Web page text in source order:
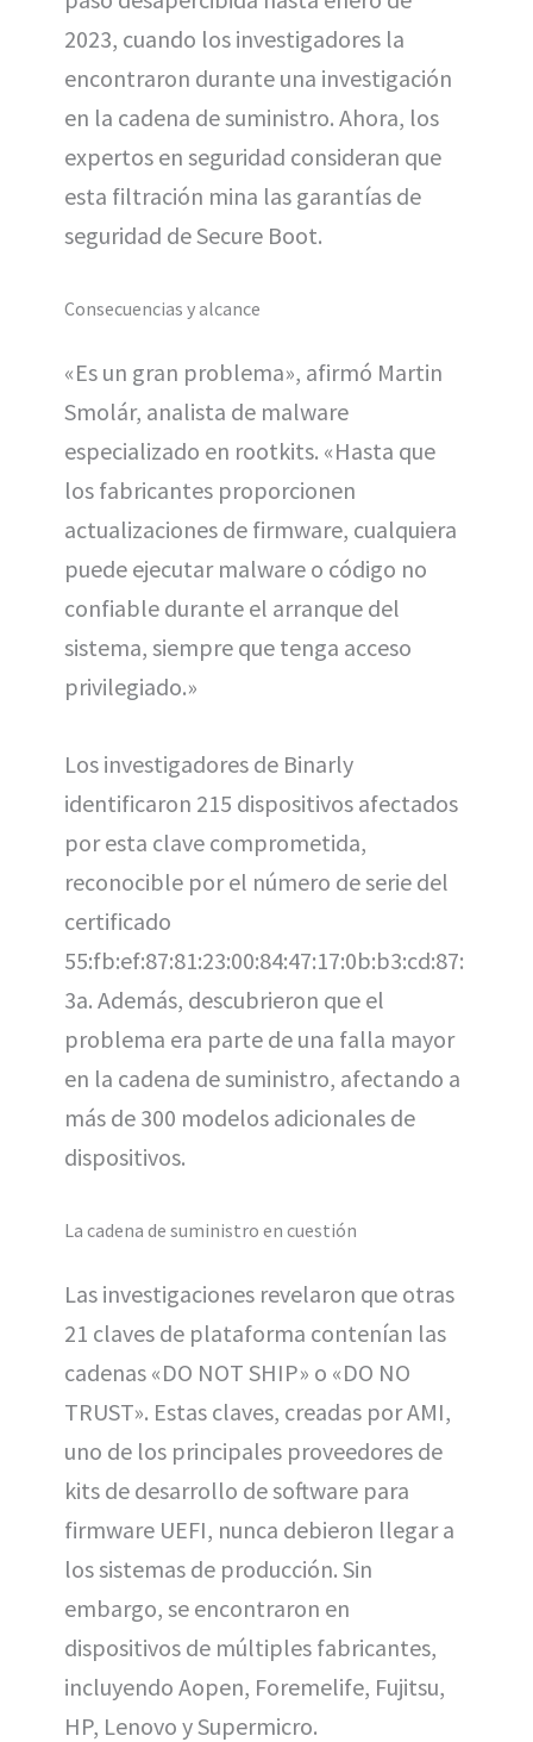
2023, cuando los investigadores la
encontraron durante una investigación
en la cadena de suministro. Ahora, los
expertos en seguridad consideran que
esta filtración mina las garantías de
seguridad de Secure Boot.
Consecuencias y alcance
«Es un gran problema», afirmó Martin
Smolár, analista de malware
especializado en rootkits. «Hasta que
los fabricantes proporcionen
actualizaciones de firmware, cualquiera
puede ejecutar malware o código no
confiable durante el arranque del
sistema, siempre que tenga acceso
privilegiado.»
Los investigadores de Binarly
identificaron 215 dispositivos afectados
por esta clave comprometida,
reconocible por el número de serie del
certificado
55:fb:ef:87:81:23:00:84:47:17:0b:b3:cd:87:
3a. Además, descubrieron que el
problema era parte de una falla mayor
en la cadena de suministro, afectando a
más de 300 modelos adicionales de
dispositivos.
La cadena de suministro en cuestión
Las investigaciones revelaron que otras
21 claves de plataforma contenían las
cadenas «DO NOT SHIP» o «DO NO
TRUST». Estas claves, creadas por AMI,
uno de los principales proveedores de
kits de desarrollo de software para
firmware UEFI, nunca debieron llegar a
los sistemas de producción. Sin
embargo, se encontraron en
dispositivos de múltiples fabricantes,
incluyendo Aopen, Foremelife, Fujitsu,
HP, Lenovo y Supermicro.